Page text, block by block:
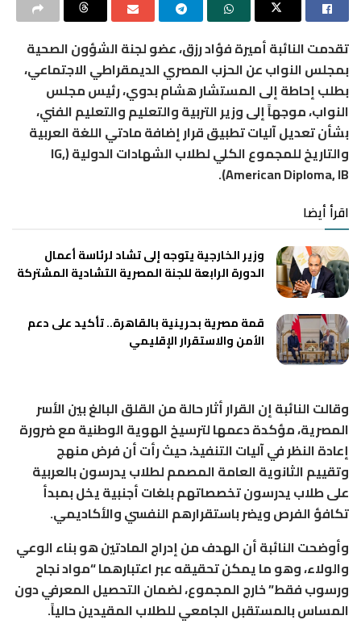
تقدمت النائبة أميرة فؤاد رزق، عضو لجنة الشؤون الصحية
بمجلس النواب عن الحزب المصري الديمقراطي الاجتماعي،
بطلب إحاطة إلى المستشار هشام بدوي، رئيس مجلس
النواب، موجهاً إلى وزير التربية والتعليم والتعليم الفني،
بشأن تعديل آليات تطبيق قرار إضافة مادتي اللغة العربية
والتاريخ للمجموع الكلي لطلاب الشهادات الدولية (IG,
American Diploma, IB).
اقرأ أيضا
وزير الخارجية يتوجه إلى تشاد لرئاسة أعمال
الدورة الرابعة للجنة المصرية التشادية المشتركة
قمة مصرية بحرينية بالقاهرة.. تأكيد على دعم
الأمن والاستقرار الإقليمي
وقالت النائبة إن القرار أثار حالة من القلق البالغ بين الأسر
المصرية، مؤكدة دعمها لترسيخ الهوية الوطنية مع ضرورة
إعادة النظر في آليات التنفيذ، حيث رأت أن فرض منهج
وتقييم الثانوية العامة المصمم لطلاب يدرسون بالعربية
على طلاب يدرسون تخصصاتهم بلغات أجنبية يخل بمبدأ
تكافؤ الفرص ويضر باستقرارهم النفسي والأكاديمي.
وأوضحت النائبة أن الهدف من إدراج المادتين هو بناء الوعي
والولاء، وهو ما يمكن تحقيقه عبر اعتبارهما “مواد نجاح
ورسوب فقط” خارج المجموع، لضمان التحصيل المعرفي دون
المساس بالمستقبل الجامعي للطلاب المقيدين حالياً.